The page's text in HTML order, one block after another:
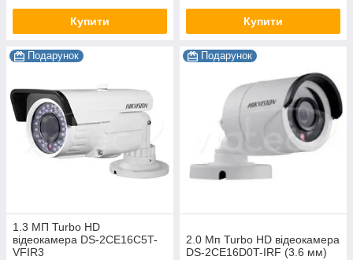
Купити Купити
Подарунок
1.3 МП Turbo HD
відеокамера DS-2CE16C5T-
VFIR3
Подарунок
2.0 Мп Turbo HD відеокамера
DS-2CE16D0T-IRF (3.6 мм)